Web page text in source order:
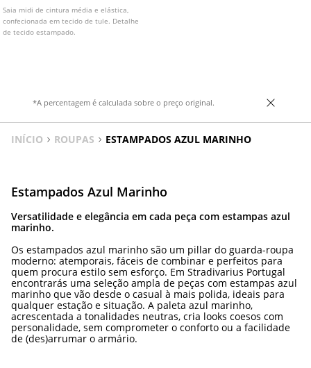
Saia midi de cintura média e elástica,
confecionada em tecido de tule. Detalhe
de tecido estampado.
*A percentagem é calculada sobre o preço original.
INÍCIO ROUPAS ESTAMPADOS AZUL MARINHO
Estampados Azul Marinho
Versatilidade e elegância em cada peça com estampas azul
marinho.
Os estampados azul marinho são um pillar do guarda-roupa
moderno: atemporais, fáceis de combinar e perfeitos para
quem procura estilo sem esforço. Em Stradivarius Portugal
encontrarás uma seleção ampla de peças com estampas azul
marinho que vão desde o casual à mais polida, ideais para
qualquer estação e situação. A paleta azul marinho,
acrescentada a tonalidades neutras, cria looks coesos com
personalidade, sem comprometer o conforto ou a facilidade
de (des)arrumar o armário.